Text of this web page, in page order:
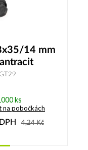
14 mm
ks
pobočkách
4,24Kč